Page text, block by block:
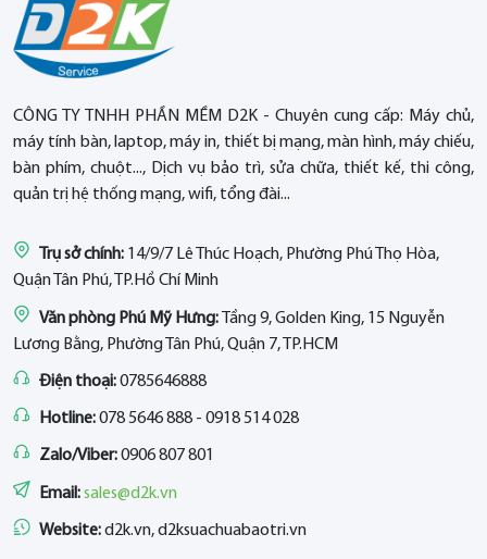
CÔNG TY TNHH PHẦN MỀM D2K - Chuyên cung cấp: Máy chủ,
máy tính bàn, laptop, máy in, thiết bị mạng, màn hình, máy chiếu,
bàn phím, chuột..., Dịch vụ bảo trì, sửa chữa, thiết kế, thi công,
quản trị hệ thống mạng, wifi, tổng đài...
Trụ sở chính: 14/9/7 Lê Thúc Hoạch, Phường Phú Thọ Hòa,
Quận Tân Phú, TP.Hồ Chí Minh
Văn phòng Phú Mỹ Hưng:Tầng 9, Golden King, 15 Nguyễn
Lương Bằng, Phường Tân Phú, Quận 7, TP.HCM
Điện thoại:0785646888
Hotline:078 5646 888 - 0918 514 028
Zalo/Viber:0906 807 801
Email:sales@d2k.vn
Website:d2k.vn, d2ksuachuabaotri.vn